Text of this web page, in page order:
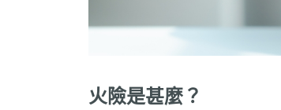
火險是甚麼？